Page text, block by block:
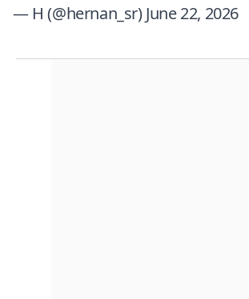
— H (@hernan_sr)June 22, 2026